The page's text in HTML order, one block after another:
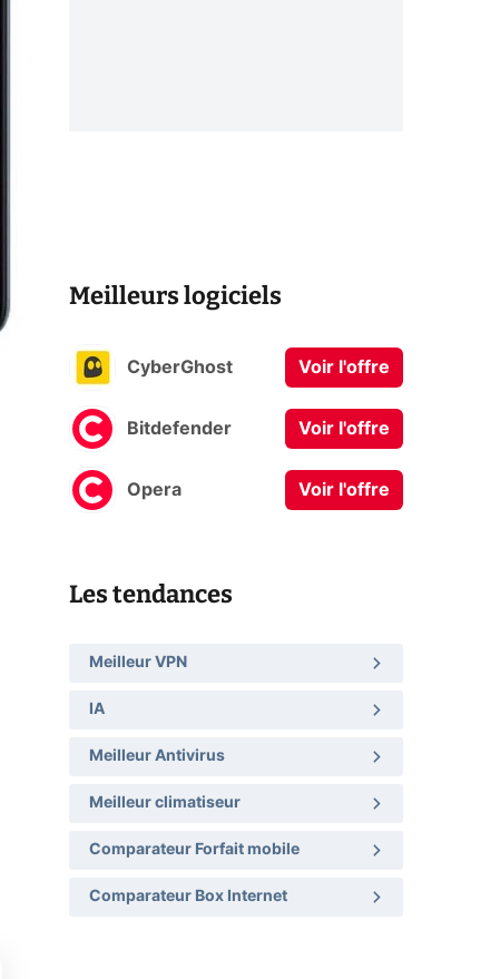
Meilleurs logiciels
CyberGhost Voir l'offre
Bitdefender Voir l'offre
Opera Voir l'offre
Les tendances
Meilleur VPN
IA
Meilleur Antivirus
Meilleur climatiseur
Comparateur Forfait mobile
Comparateur Box Internet